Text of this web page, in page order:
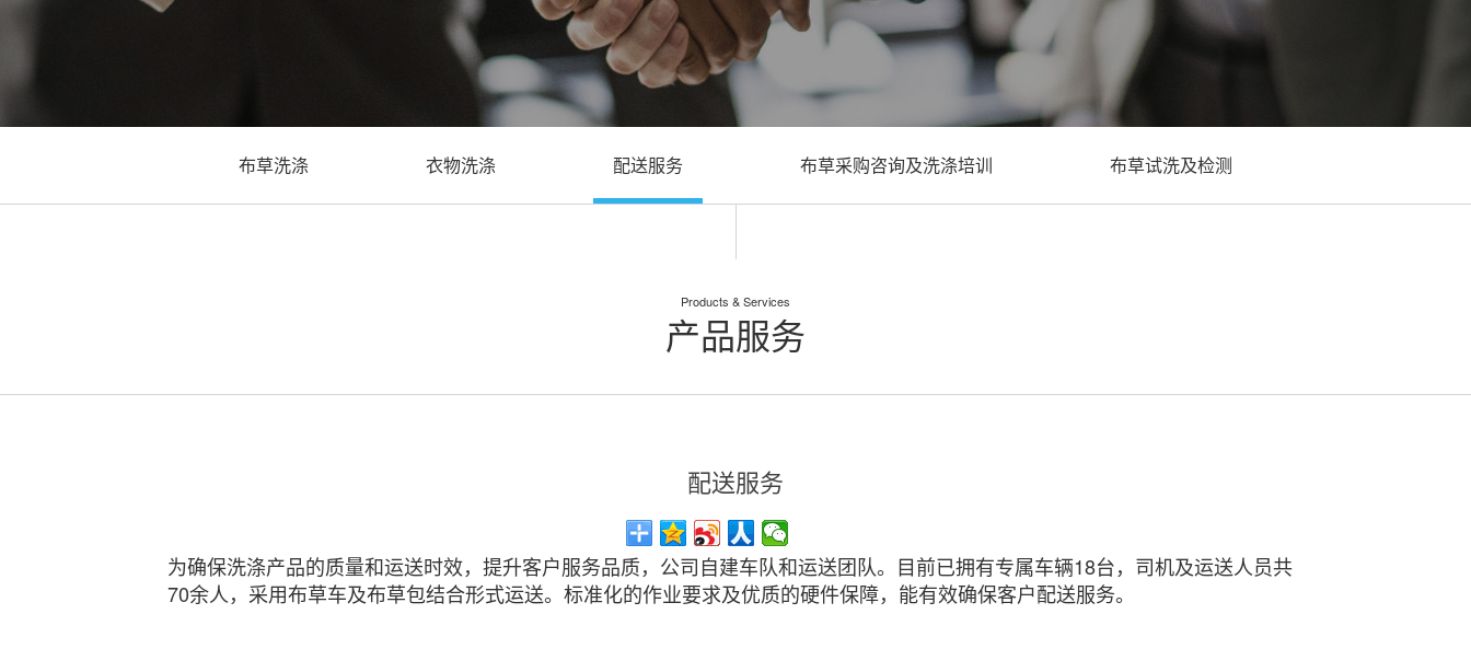
布草洗涤 衣物洗涤 配送服务 布草采购咨询及洗涤培训 布草试洗及检测
Products & Services
产品服务
配送服务
为确保洗涤产品的质量和运送时效，提升客户服务品质，公司自建车队和运送团队。目前已拥有专属车辆18台，司机及运送人员共
70余人，采用布草车及布草包结合形式运送。标准化的作业要求及优质的硬件保障，能有效确保客户配送服务。